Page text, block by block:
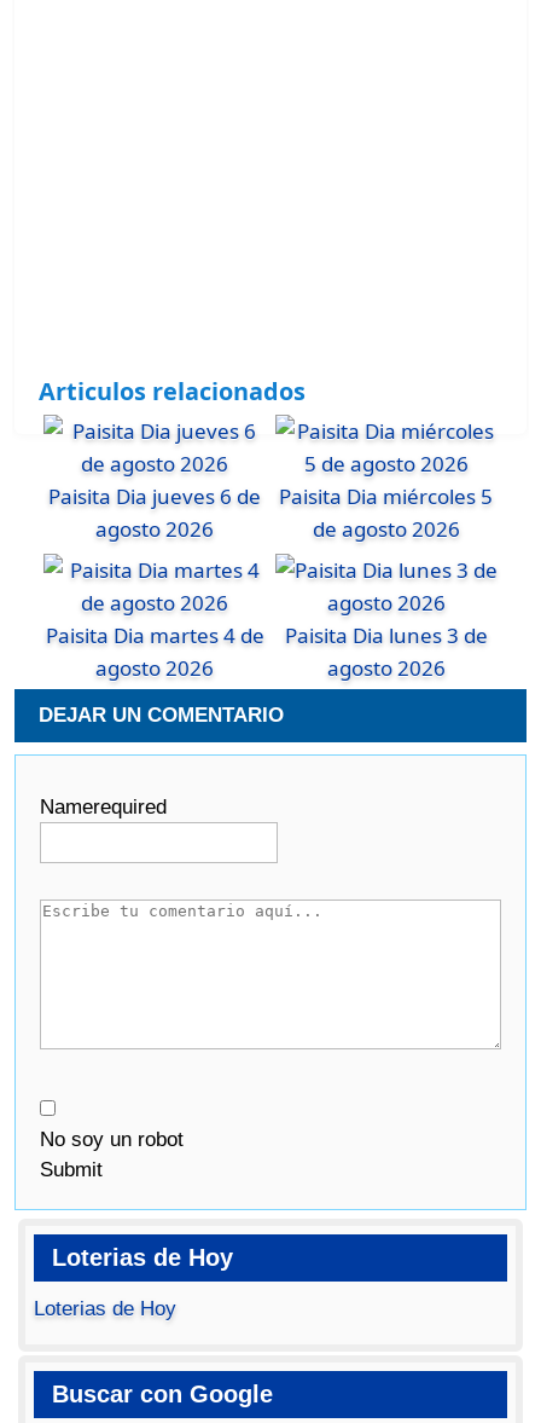
Articulos relacionados
Paisita Dia jueves 6 de
agosto 2026
Paisita Dia miércoles 5
de agosto 2026
Paisita Dia martes 4 de
agosto 2026
Paisita Dia lunes 3 de
agosto 2026
DEJAR UN COMENTARIO
Namerequired
No soy un robot
Submit
Loterias de Hoy
Loterias de Hoy
Buscar con Google